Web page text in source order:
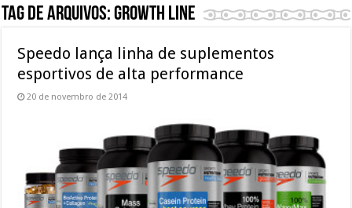
Tag de arquivos:Growth Line
Speedo lança linha de suplementos
esportivos de alta performance
20 de novembro de 2014